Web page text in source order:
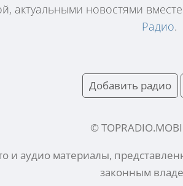
актуальными новостями
Радио.
Добавить радио
© TOPRADIO.MOBI
и аудио материалы,
законным